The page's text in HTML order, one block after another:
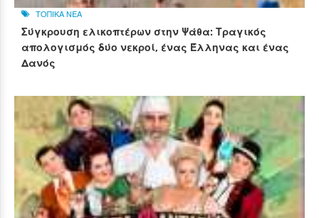
ΤΟΠΙΚΑ ΝΕΑ
Σύγκρουση ελικοπτέρων στην Ψάθα: Τραγικός
απολογισμός δύο νεκροί, ένας Έλληνας και ένας
Δανός